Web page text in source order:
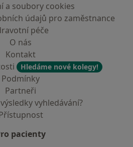
a soubory cookies
údajů pro zaměstnance
péče
O nás
Kontakt
Hledáme nové kolegy!
Podmínky
Partneři
vyhledávání?
pacienty